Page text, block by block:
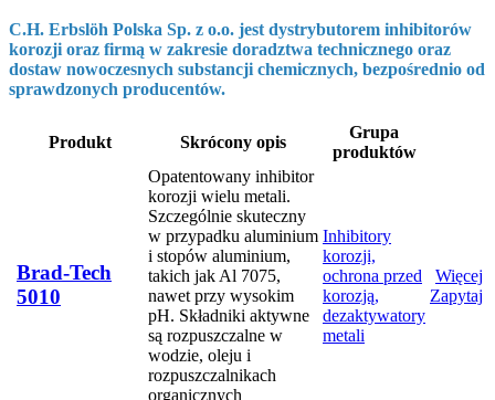
C.H. Erbslöh Polska Sp. z o.o. jest dystrybutorem inhibitorów
korozji oraz firmą w zakresie doradztwa technicznego oraz
dostaw nowoczesnych substancji chemicznych, bezpośrednio od
sprawdzonych producentów.
Produkt Skrócony opis
Grupa
produktów
Brad-Tech
5010
Opatentowany inhibitor
korozji wielu metali.
Szczególnie skuteczny
w przypadku aluminium
i stopów aluminium,
takich jak Al 7075,
nawet przy wysokim
pH. Składniki aktywne
są rozpuszczalne w
wodzie, oleju i
rozpuszczalnikach
organicznych
Inhibitory
korozji,
ochrona przed
korozją,
dezaktywatory
metali
Więcej
Zapytaj